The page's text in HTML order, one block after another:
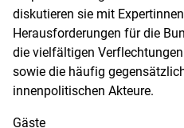
diskutieren sie mit
Herausforderungen für die
die vielfältigen
sowie die häufig
innenpolitischen Akteure.
Gäste